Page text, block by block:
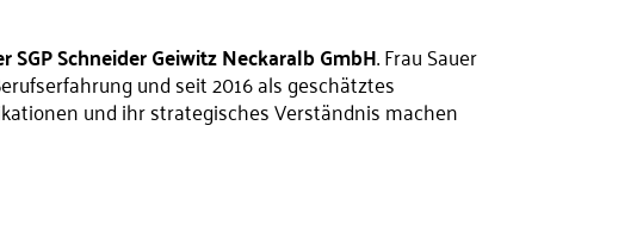
SGP Schneider Geiwitz Neckaralb GmbH. Frau Sauer
und seit 2016 als geschätztes
und ihr strategisches Verständnis machen